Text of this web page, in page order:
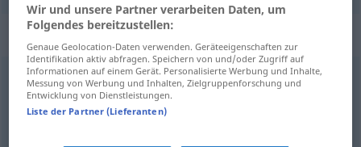
Synonyme für "alcahuete"
chismoso,cuentista,cuentón,murmurador,cizañero
hablador,indiscreto,cotilla
Wir und unsere Partner verarbeiten Daten, um
Folgendes bereitzustellen:
Genaue Geolocation-Daten verwenden. Geräteeigenschaften zur
Identifikation aktiv abfragen. Speichern von und/oder Zugriff auf
Informationen auf einem Gerät. Personalisierte Werbung und Inhalte,
Messung von Werbung und Inhalten, Zielgruppenforschung und
Entwicklung von Dienstleistungen.
Liste der Partner (Lieferanten)